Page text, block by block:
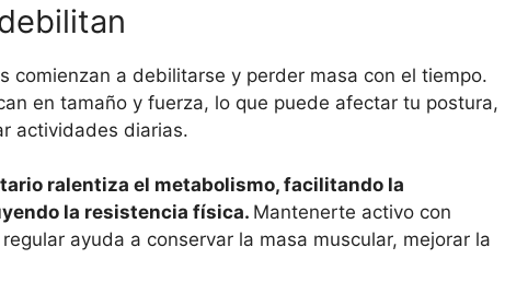
comienzan a debilitarse y perder masa con el tiempo.
en tamaño y fuerza, lo que puede afectar tu postura,
actividades diarias.
ralentiza el metabolismo, facilitando la
la resistencia física. Mantenerte activo con
ayuda a conservar la masa muscular, mejorar la